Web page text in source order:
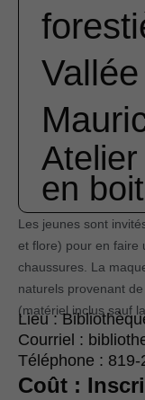
en
Les jeunes sont
et flore) pour en faire
chaussures. La
naturels provenant
(matériel inclus sauf
Lieu :
Courriel :
Téléphone :
Coût :